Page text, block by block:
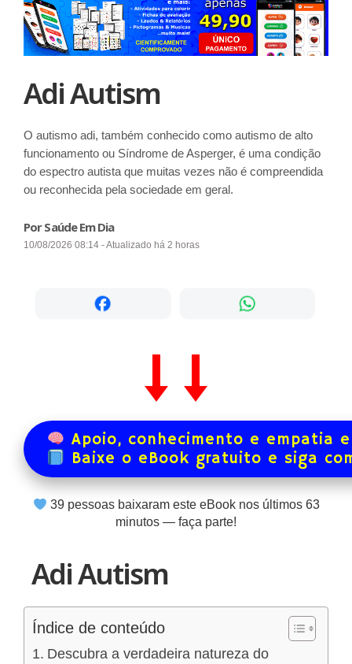
Adi Autism
O autismo adi, também conhecido como autismo de alto
funcionamento ou Síndrome de Asperger, é uma condição
do espectro autista que muitas vezes não é compreendida
ou reconhecida pela sociedade em geral.
Por Saúde Em Dia
10/08/2026 08:14 - Atualizado há 2 horas
Apoio, conhecimento e empatia
Baixe o eBook gratuito e siga
39pessoas baixaram este eBook nos últimos 63
minutos — faça parte!
Adi Autism
Índice de conteúdo
Descubra a verdadeira natureza do